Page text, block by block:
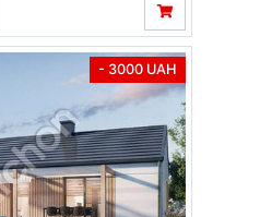
- 3000 UAH